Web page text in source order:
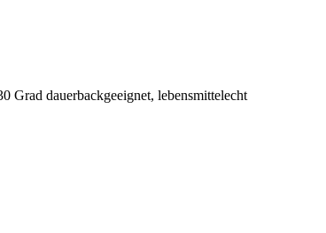
Grad dauerbackgeeignet, lebensmittelecht